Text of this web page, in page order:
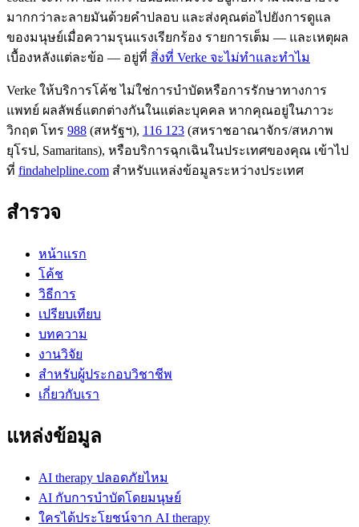
มากกว่าละลายมันด้วยคำปลอบ และส่งคุณต่อไปยังการดูแล
ของมนุษย์เมื่อความรุนแรงเรียกร้อง รายการเต็ม — และเหตุผล
เบื้องหลังแต่ละข้อ — อยู่ที่ สิ่งที่ Verke จะไม่ทำและทำไม
Verke ให้บริการโค้ช ไม่ใช่การบำบัดหรือการรักษาทางการ
แพทย์ ผลลัพธ์แตกต่างกันในแต่ละบุคคล หากคุณอยู่ในภาวะ
วิกฤต โทร 988 (สหรัฐฯ), 116 123 (สหราชอาณาจักร/สหภาพ
ยุโรป, Samaritans), หรือบริการฉุกเฉินในประเทศของคุณ เข้าไป
ที่ findahelpline.com สำหรับแหล่งข้อมูลระหว่างประเทศ
สำรวจ
หน้าแรก
โค้ช
วิธีการ
เปรียบเทียบ
บทความ
งานวิจัย
สำหรับผู้ประกอบวิชาชีพ
เกี่ยวกับเรา
แหล่งข้อมูล
AI therapy ปลอดภัยไหม
AI กับการบำบัดโดยมนุษย์
ใครได้ประโยชน์จาก AI therapy